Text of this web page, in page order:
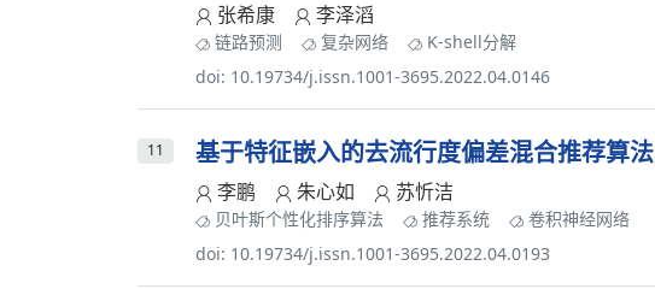
张希康 李泽滔
链路预测 复杂网络
K-shell分解
doi: 10.19734/j.issn.1001-3695.2022.04.0146
11 基于特征嵌入的去流行度偏差混合推荐算法
李鹏 朱心如 苏忻洁
贝叶斯个性化排序算法 推荐系统
卷积神经网络
doi: 10.19734/j.issn.1001-3695.2022.04.0193